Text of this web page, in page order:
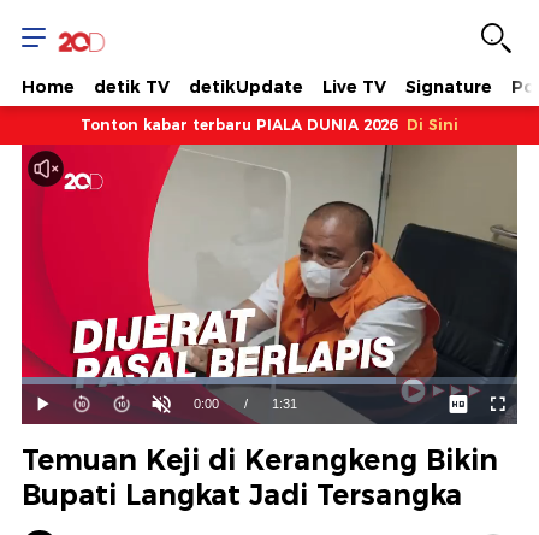
Home detik TV detikUpdate Live TV Signature
Tonton kabar terbaru PIALA DUNIA 2026 Di Sini
Mainkan
Suara
Hidup
Waktu
ini
0:00 / Durasi
1:31
Dimuat:
75.59%
Temuan Keji di Kerangkeng Bikin
Bupati Langkat Jadi Tersangka